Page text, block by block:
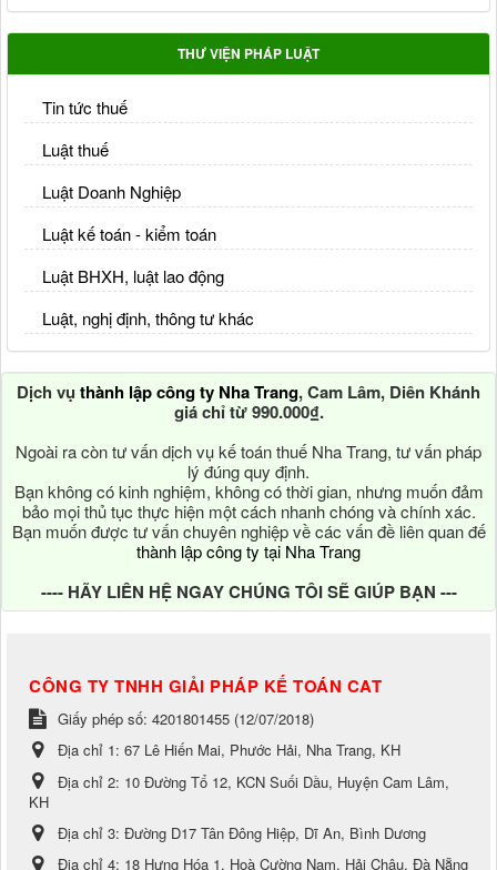
THƯ VIỆN PHÁP LUẬT
Tin tức thuế
Luật thuế
Luật Doanh Nghiệp
Luật kế toán - kiểm toán
Luật BHXH, luật lao động
Luật, nghị định, thông tư khác
Dịch vụ thành lập công ty Nha Trang, Cam Lâm, Diên Khánh
giá chỉ từ 990.000₫.
Ngoài ra còn tư vấn dịch vụ kế toán thuế Nha Trang, tư vấn pháp
lý đúng quy định.
Bạn không có kinh nghiệm, không có thời gian, nhưng muốn đảm
bảo mọi thủ tục thực hiện một cách nhanh chóng và chính xác.
Bạn muốn được tư vấn chuyên nghiệp về các vấn đề liên quan đế
thành lập công ty tại Nha Trang
---- HÃY LIÊN HỆ NGAY CHÚNG TÔI SẼ GIÚP BẠN ---
CÔNG TY TNHH GIẢI PHÁP KẾ TOÁN CAT
Giấy phép số: 4201801455 (12/07/2018)
Địa chỉ 1: 67 Lê Hiến Mai, Phước Hải, Nha Trang, KH
Địa chỉ 2: 10 Đường Tổ 12, KCN Suối Dầu, Huyện Cam Lâm,
KH
Địa chỉ 3: Đường D17 Tân Đông Hiệp, Dĩ An, Bình Dương
Địa chỉ 4: 18 Hưng Hóa 1, Hoà Cường Nam, Hải Châu, Đà Nẵng